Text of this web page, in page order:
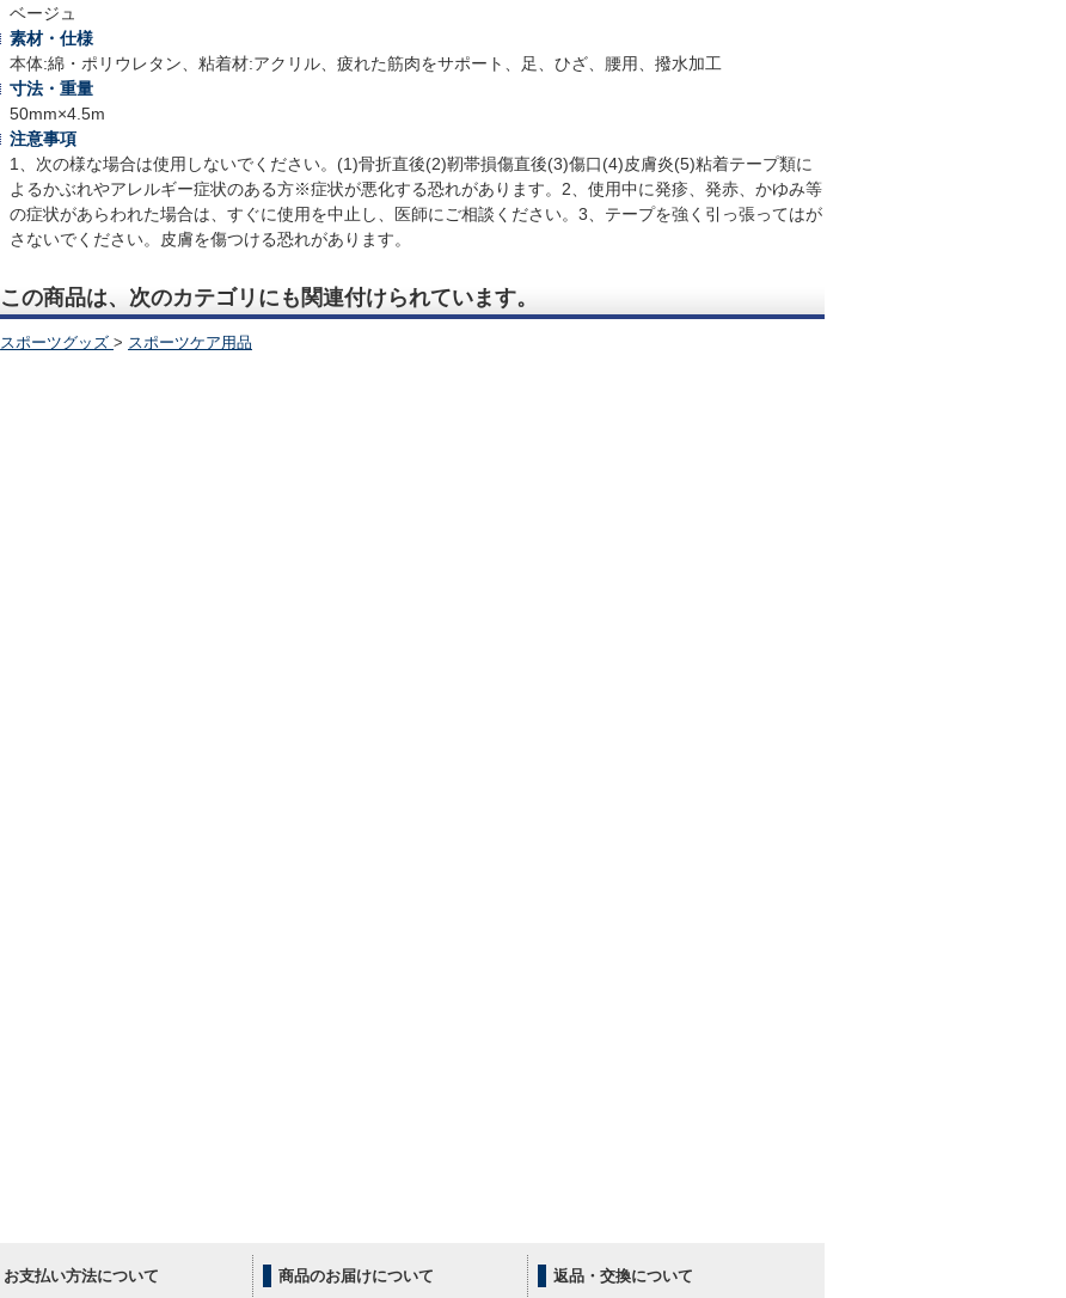
ベージュ
素材・仕様
本体:綿・ポリウレタン、粘着材:アクリル、疲れた筋肉をサポート、足、ひざ、腰用、撥水加工
寸法・重量
50mm×4.5m
注意事項
1、次の様な場合は使用しないでください。(1)骨折直後(2)靭帯損傷直後(3)傷口(4)皮膚炎(5)粘着テープ類に
よるかぶれやアレルギー症状のある方※症状が悪化する恐れがあります。2、使用中に発疹、発赤、かゆみ等
の症状があらわれた場合は、すぐに使用を中止し、医師にご相談ください。3、テープを強く引っ張ってはが
さないでください。皮膚を傷つける恐れがあります。
この商品は、次のカテゴリにも関連付けられています。
スポーツグッズ > スポーツケア用品
お支払い方法について 商品のお届けについて 返品・交換について